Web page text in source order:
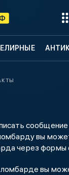
сообщение
вы
через формы
вы